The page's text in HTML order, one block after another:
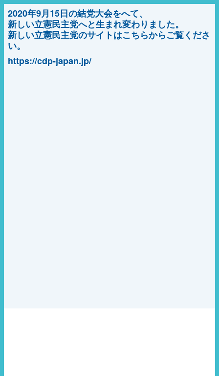
2020年9月15日の結党大会をへて、
新しい立憲民主党へと生まれ変わりました。
新しい立憲民主党のサイトはこちらからご覧くださ
い。
https://cdp-japan.jp/